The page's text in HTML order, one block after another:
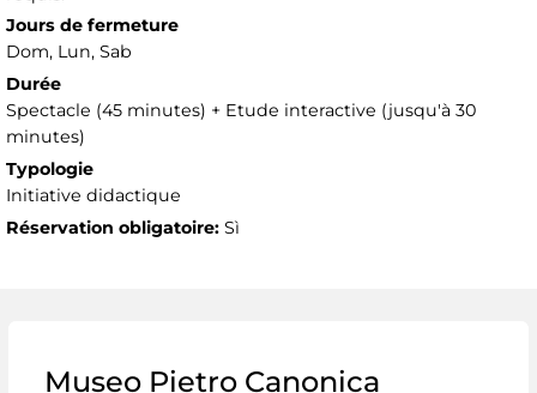
Jours de fermeture
Dom, Lun, Sab
Durée
Spectacle (45 minutes) + Etude interactive (jusqu'à 30
minutes)
Typologie
Initiative didactique
Réservation obligatoire: Sì
Museo Pietro Canonica